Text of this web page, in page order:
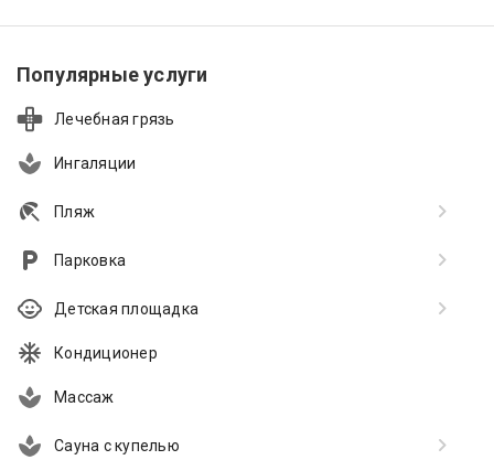
Популярные услуги
Лечебная грязь
Ингаляции
Пляж
Парковка
Детская площадка
Кондиционер
Массаж
Сауна с купелью